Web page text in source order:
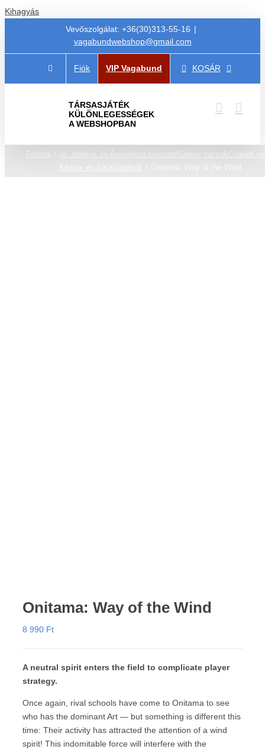
Kihagyás
Vevőszolgálat: +36(30)313-55-16 |
vagabundwebshop@gmail.com
Fiók VIP Vagabund KOSÁR
TÁRSASJÁTÉK
KÜLÖNLEGESSÉGEK
A WEBSHOPBAN
Főoldal Jó Játékok Jó Áron! Most érkezett! Gémer cuccok
Onitama: Way of the Wind
Onitama: Way of the Wind
8 990 Ft
A neutral spirit enters the field to complicate player
strategy.
Once again, rival schools have come to Onitama to see
who has the dominant Art — but something is different this
time: Their activity has attracted the attention of a wind
spirit! This indomitable force will interfere with the